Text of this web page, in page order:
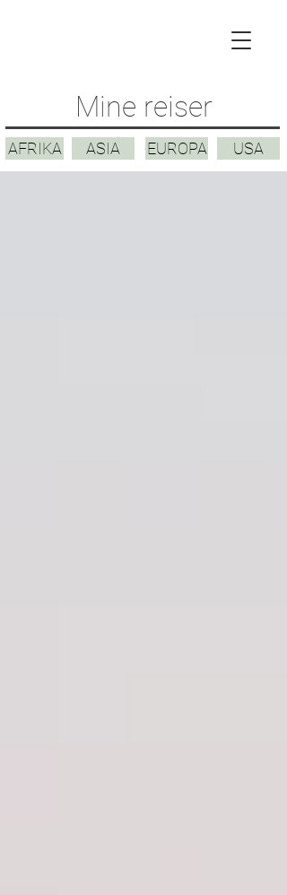
Mine reiser
AFRIKA ASIA EUROPA USA